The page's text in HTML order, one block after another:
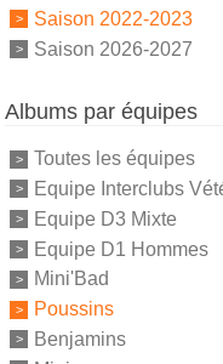
Saison 2022-2023
Saison 2026-2027
Albums par équipes
Toutes les équipes
Equipe Interclubs
Equipe D3 Mixte
Equipe D1 Hommes
Mini'Bad
Poussins
Benjamins